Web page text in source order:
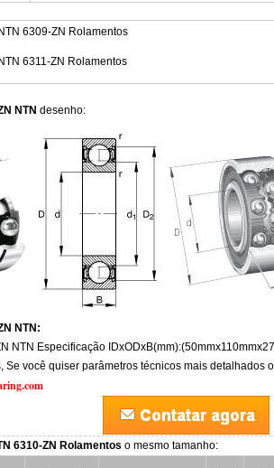
NTN 6309-ZN Rolamentos
NTN 6311-ZN Rolamentos
NTN desenho:
NTN:
NTN Especificação
Se você quiser parâmetros técnicos mais detalhados
6310-ZN Rolamentoso mesmo tamanho: